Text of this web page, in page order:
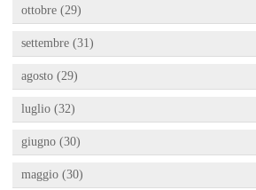
ottobre (29)
settembre (31)
agosto (29)
luglio (32)
giugno (30)
maggio (30)